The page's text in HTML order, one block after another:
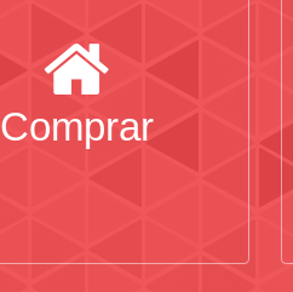
Comprar